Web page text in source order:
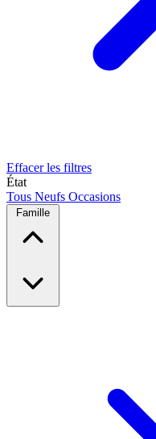
Effacer les filtres
État
Tous Neufs Occasions
Famille